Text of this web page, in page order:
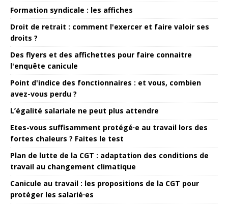
Formation syndicale : les affiches
Droit de retrait : comment l'exercer et faire valoir ses
droits ?
Des flyers et des affichettes pour faire connaitre
l'enquête canicule
Point d'indice des fonctionnaires : et vous, combien
avez-vous perdu ?
L’égalité salariale ne peut plus attendre
Etes-vous suffisamment protégé·e au travail lors des
fortes chaleurs ? Faites le test
Plan de lutte de la CGT : adaptation des conditions de
travail au changement climatique
Canicule au travail : les propositions de la CGT pour
protéger les salarié·es